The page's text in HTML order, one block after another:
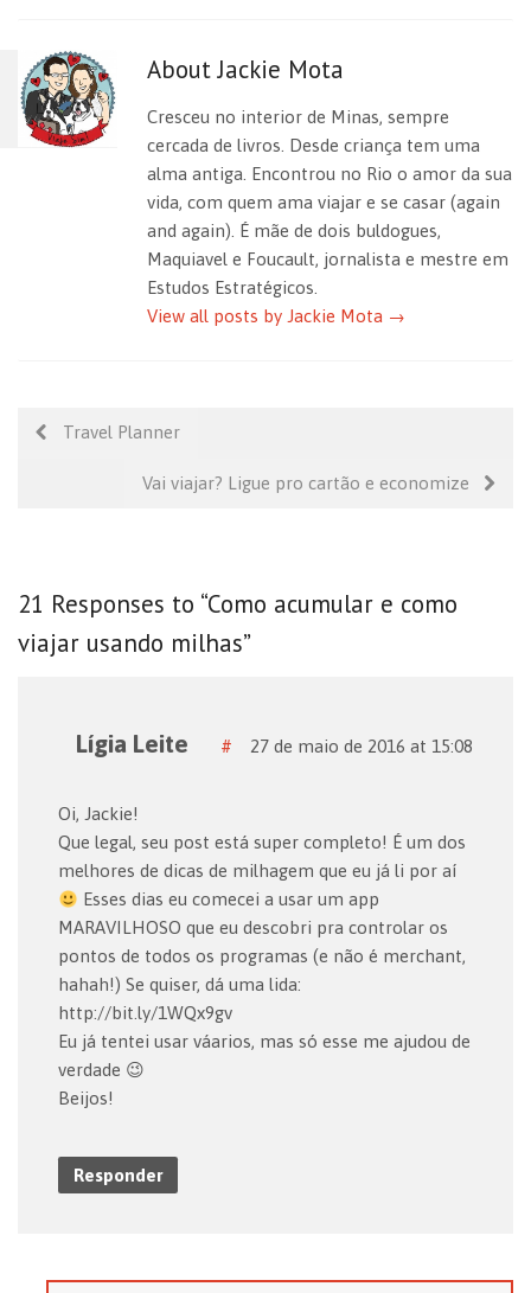
A
p
p
b
o
t
dI
n
n
dl
e
About Jackie Mota
Cresceu no interior de Minas, sempre
cercada de livros. Desde criança tem uma
alma antiga. Encontrou no Rio o amor da sua
vida, com quem ama viajar e se casar (again
and again). É mãe de dois buldogues,
Maquiavel e Foucault, jornalista e mestre em
Estudos Estratégicos.
View all posts by Jackie Mota →
Travel Planner
Vai viajar? Ligue pro cartão e economize
21 Responses to “Como acumular e como
viajar usando milhas”
Lígia Leite 27 de maio de 2016 at 15:08
#
Oi, Jackie!
Que legal, seu post está super completo! É um dos
melhores de dicas de milhagem que eu já li por aí
Esses dias eu comecei a usar um app
MARAVILHOSO que eu descobri pra controlar os
pontos de todos os programas (e não é merchant,
hahah!) Se quiser, dá uma lida:
http://bit.ly/1WQx9gv
Eu já tentei usar váarios, mas só esse me ajudou de
verdade 😉
Beijos!
Responder